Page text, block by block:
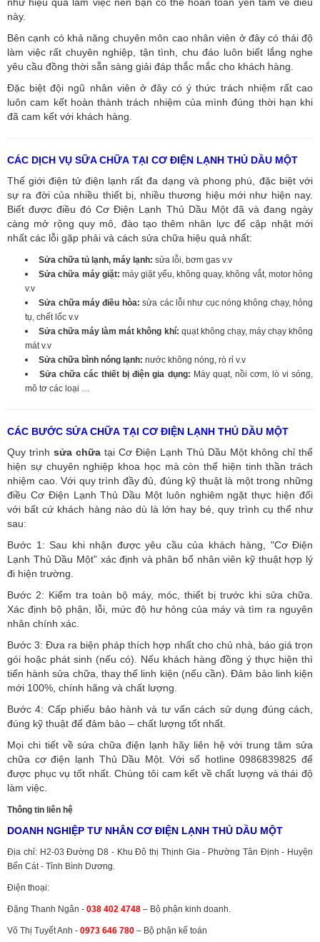
này.
Bên cạnh có khả năng chuyên môn cao nhân viên ở đây có thái độ
làm việc rất chuyên nghiệp, tận tình, chu đáo luôn biết lắng nghe
yêu cầu đồng thời sẵn sàng giải đáp thắc mắc cho khách hàng.
Đặc biệt đội ngũ nhân viên ở đây có ý thức trách nhiệm rất cao
luôn cam kết hoàn thành trách nhiệm của mình đúng thời hạn khi
đã cam kết với khách hàng.
CÁC DỊCH VỤ SỮA CHỮA TẠI CƠ ĐIỆN LẠNH THỦ DẦU MỘT
Thế giới điện tử điện lạnh rất đa dạng và phong phú, đặc biệt với
sự ra đời của nhiều thiết bị, nhiều thương hiệu mới như hiện nay.
Biết được điều đó Cơ Điện Lạnh Thủ Dầu Một đã và đang ngày
càng mở rộng quy mô, đào tạo thêm nhân lực để cập nhật mới
nhất các lỗi gặp phải và cách sửa chữa hiệu quả nhất:
Sửa chữa tủ lạnh, máy lạnh: sửa lỗi, bơm gas v.v
Sửa chữa máy giặt:máy giặt yếu, không quay, không vắt, motor hỏng
v.v
Sửa chữa máy điều hòa: sửa các lỗi như cục nóng không chạy, hỏng
tụ, chết lốc v.v
Sửa chữa máy làm mát không khí: quạt không chạy, máy chạy không
mát v.v
Sửa chữa bình nóng lạnh: nước không nóng, rò rỉ v.v
Sửa chữa các thiết bị điện gia dụng: Máy quạt, nồi cơm, lò vi sóng,
mô tơ các loại …
CÁC BƯỚC SỬA CHỮA TẠI CƠ ĐIỆN LẠNH THỦ DẦU MỘT
Quy trình sửa chữa tại Cơ Điện Lạnh Thủ Dầu Một không chỉ thể
hiện sự chuyên nghiệp khoa học mà còn thể hiện tinh thần trách
nhiệm cao. Với quy trình đầy đủ, đúng kỹ thuật là một trong những
điều Cơ Điện Lạnh Thủ Dầu Một luôn nghiêm ngặt thực hiện đối
với bất cứ khách hàng nào dù là lớn hay bé, quy trình cụ thể như
sau:
Bước 1: Sau khi nhận được yêu cầu của khách hàng, "Cơ Điện
Lạnh Thủ Dầu Một” xác định và phân bổ nhân viên kỹ thuật hợp lý
đi hiện trường.
Bước 2: Kiểm tra toàn bộ máy, móc, thiết bị trước khi sửa chữa.
Xác định bộ phận, lỗi, mức độ hư hỏng của máy và tìm ra nguyên
nhân chính xác.
Bước 3: Đưa ra biện pháp thích hợp nhất cho chủ nhà, báo giá trọn
gói hoặc phát sinh (nếu có). Nếu khách hàng đồng ý thực hiện thì
tiến hành sửa chữa, thay thế linh kiện (nếu cần). Đảm bảo linh kiện
mới 100%, chính hãng và chất lượng.
Bước 4: Cấp phiếu bảo hành và tư vấn cách sử dụng đúng cách,
đúng kỹ thuật để đảm bảo – chất lượng tốt nhất.
Mọi chi tiết về sửa chữa điện lạnh hãy liên hệ với trung tâm sửa
chữa cơ điện lạnh Thủ Dầu Một. Với số hotline 0986839825 để
được phục vụ tốt nhất. Chúng tôi cam kết về chất lượng và thái độ
làm việc.
Thông tin liên hệ
DOANH NGHIỆP TƯ NHÂN CƠ ĐIỆN LẠNH THỦ DẦU MỘT
Địa chỉ: H2-03 Đường D8 - Khu Đô thị Thịnh Gia - Phường Tân Định - Huyện
Bến Cát - Tỉnh Bình Dương.
Điện thoại:
Đặng Thanh Ngân - 038 402 4748 – Bộ phận kinh doanh.
Võ Thị Tuyết Anh - 0973 646 780 – Bộ phận kế toán